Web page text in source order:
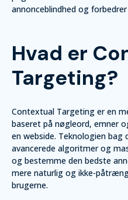
annonceblindhed og
Hvad er
Targeting?
Contextual Targeting er en
baseret på nøgleord, emner
en webside. Teknologien bag
avancerede algoritmer og
og bestemme den bedste
mere naturlig og ikke-
brugerne.